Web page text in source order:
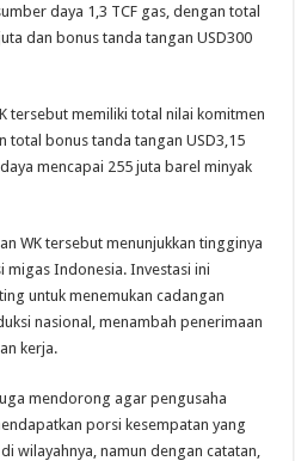
daya 1,3 TCF gas, dengan total
dan bonus tanda tangan USD300
tersebut memiliki total nilai komitmen
total bonus tanda tangan USD3,15
mencapai 255 juta barel minyak
WK tersebut menunjukkan tingginya
Indonesia. Investasi ini
untuk menemukan cadangan
nasional, menambah penerimaan
kerja.
mendorong agar pengusaha
porsi kesempatan yang
wilayahnya, namun dengan catatan,